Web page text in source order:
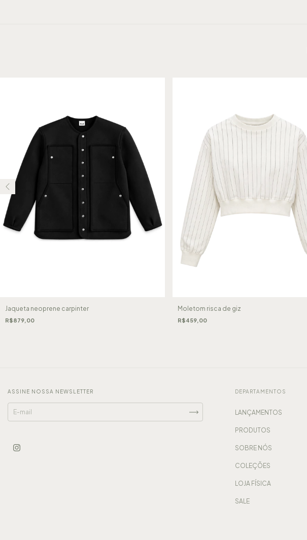
Jaqueta neoprene carpinter
R$879,00
Moletom risca de giz
R$459,00
ASSINE NOSSA NEWSLETTER DEPARTAMENTOS
LANÇAMENTOS
PRODUTOS
SOBRE NÓS
COLEÇÕES
LOJA FÍSICA
SALE